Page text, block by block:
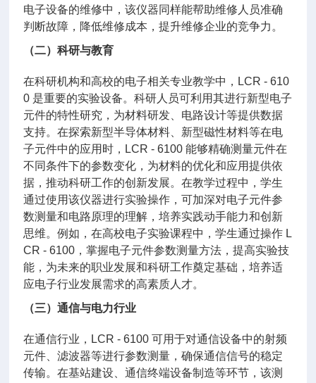
电子设备的维修中，该仪器同样能帮助维修人员准确
判断故障，降低维修成本，提升维修企业的竞争力。
（二）科研与教育
在科研机构和高校的电子相关专业教学中，LCR - 610
0 是重要的实验设备。科研人员可利用其进行新型电子
元件的特性研究，为材料研发、电路设计等提供数据
支持。在探索新型半导体材料、新型磁性材料等在电
子元件中的应用时，LCR - 6100 能够精确测量元件在
不同条件下的参数变化，为材料的优化和应用提供依
据，推动科研工作的创新发展。在教学过程中，学生
通过使用该仪器进行实验操作，可加深对电子元件参
数测量和电路原理的理解，培养实践动手能力和创新
思维。例如，在高校电子实验课程中，学生通过操作 L
CR - 6100，掌握电子元件参数测量方法，提高实验技
能，为未来的职业发展和科研工作奠定基础，培养适
应电子行业发展需求的高素质人才。
（三）通信与电力行业
在通信行业，LCR - 6100 可用于对通信设备中的射频
元件、滤波器等进行参数测量，确保通信信号的稳定
传输。在基站建设、通信终端设备制造等环节，该测